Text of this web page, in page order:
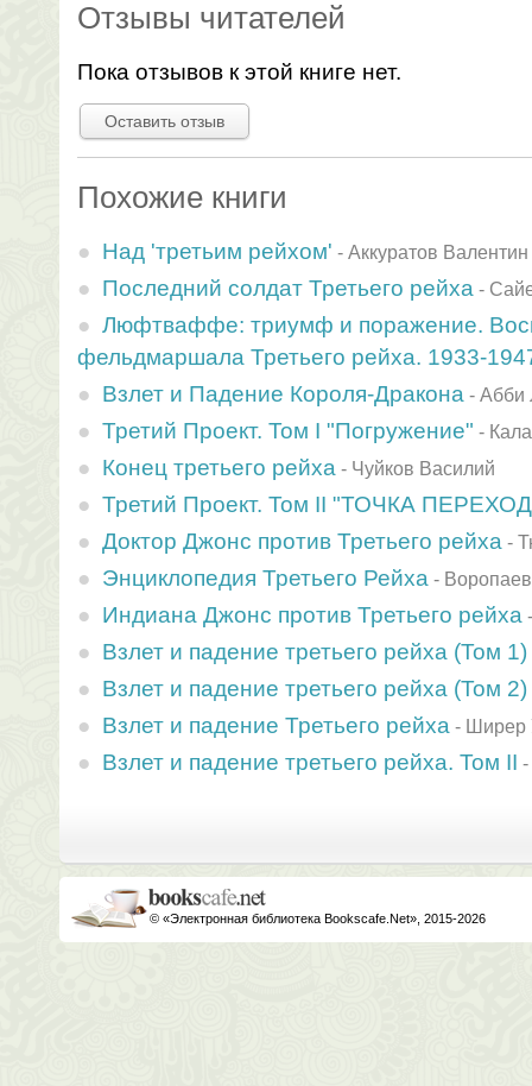
Отзывы читателей
Пока отзывов к этой книге нет.
Оставить отзыв
Похожие книги
Над 'третьим рейхом' - Аккуратов Валентин
Последний солдат Третьего рейха -
Люфтваффе: триумф и поражение.
фельдмаршала Третьего рейха. 1933-
Взлет и Падение Короля-Дракона - Абби
Третий Проект. Том I "Погружение" -
Конец третьего рейха - Чуйков Василий
Третий Проект. Том II "ТОЧКА
Доктор Джонс против Третьего рейха -
Энциклопедия Третьего Рейха -
Индиана Джонс против Третьего рейха
Взлет и падение третьего рейха (Том 1)
Взлет и падение третьего рейха (Том 2)
Взлет и падение Третьего рейха - Ширер
Взлет и падение третьего рейха. Том II -
© «Электронная библиотека Bookscafe.Net», 2015-2026